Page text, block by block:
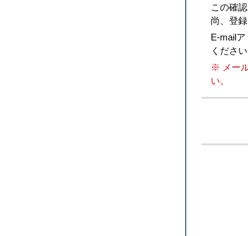
この確
尚、登
E-mail
ください
※ メー
い。